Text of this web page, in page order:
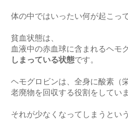
体の中ではいったい何が起こっ
貧血状態は、
血液中の赤血球に含まれるヘモ
しまっている状態です。
ヘモグロビンは、全身に酸素（
老廃物を回収する役割をしていま
それが少なくなってしまうとい